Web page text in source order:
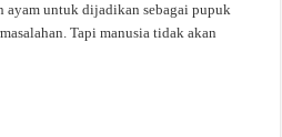
ayam untuk dijadikan sebagai pupuk
Tapi manusia tidak akan